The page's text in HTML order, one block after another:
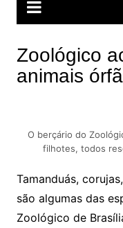
Zoológico
animais
O berçário do
filhotes, todos
Tamanduás,
são algumas das
Zoológico de